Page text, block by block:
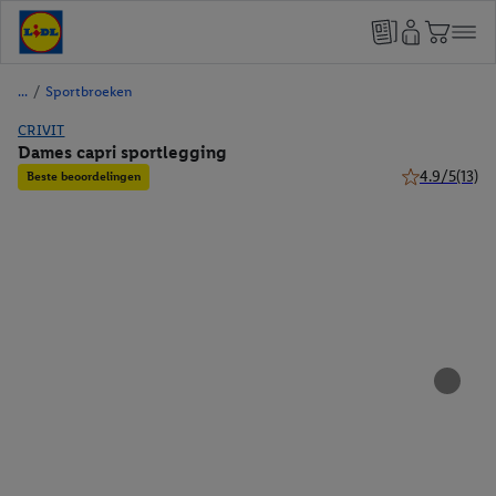
/ Sportbroeken
CRIVIT
Dames capri sportlegging
Beste beoordelingen 4.9/5(13)